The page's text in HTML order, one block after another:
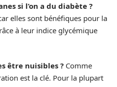
si l’on a du diabète ?
elles sont bénéfiques pour la
à leur indice glycémique
être nuisibles ? Comme
est la clé. Pour la plupart